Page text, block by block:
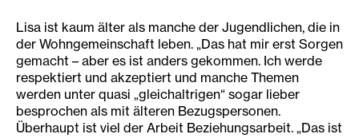
Lisa ist kaum älter als manche der Jugendlichen, die in
der Wohngemeinschaft leben. „Das hat mir erst Sorgen
gemacht – aber es ist anders gekommen. Ich werde
respektiert und akzeptiert und manche Themen
werden unter quasi „gleichaltrigen“ sogar lieber
besprochen als mit älteren Bezugspersonen.
Überhaupt ist viel der Arbeit Beziehungsarbeit. „Das ist